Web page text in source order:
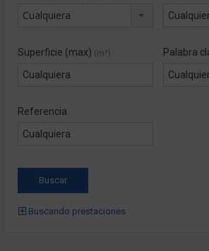
Cualquiera
Superficie (max) (m²) Palabra
Referencia
Buscando prestaciones